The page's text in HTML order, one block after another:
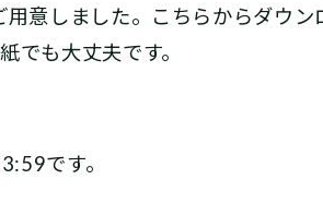
意しました。こちらからダウン
でも大丈夫です。
です。